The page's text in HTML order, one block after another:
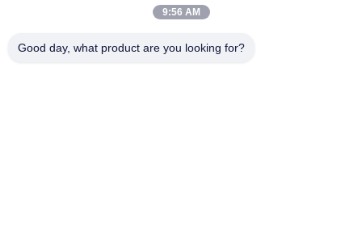
0086-21-66035560
9:56 AM
Good day, what product are you looking for?